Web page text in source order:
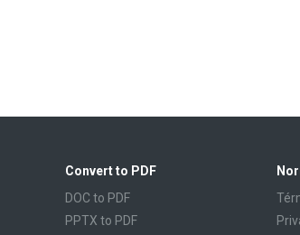
Convert to PDF
DOC to PDF
PPTX to PDF